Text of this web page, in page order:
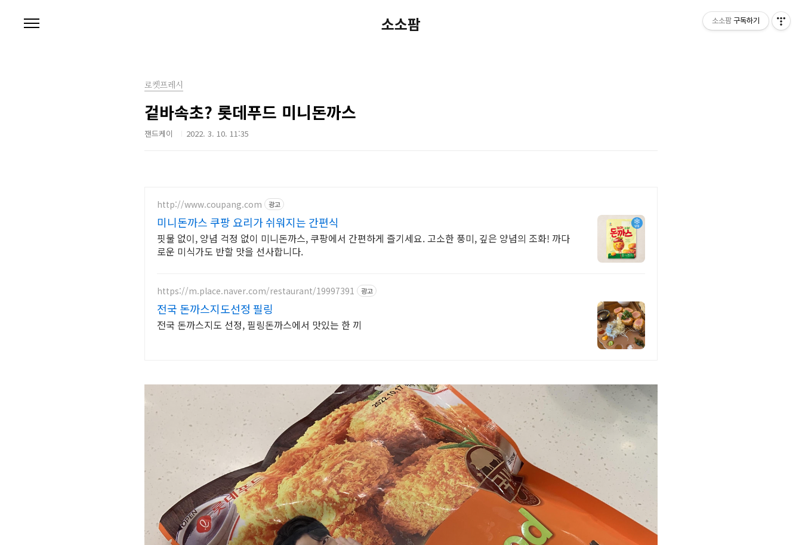
소소팜
로켓프레시
겉바속초? 롯데푸드 미니돈까스
잰드케이 2022. 3. 10. 11:35
http://www.coupang.com 광고
미니돈까스 쿠팡 요리가 쉬워지는 간편식
핏물 없이, 양념 걱정 없이 미니돈까스, 쿠팡에서 간편하게 즐기세요. 고소한 풍미, 깊은 양념의 조화! 까다
로운 미식가도 반할 맛을 선사합니다.
https://m.place.naver.com/restaurant/19997391 광고
전국 돈까스지도선정 필링
전국 돈까스지도 선정, 필링돈까스에서 맛있는 한 끼
소소팜 구독하기